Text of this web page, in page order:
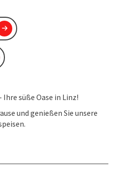
süße Oase in Linz!
und genießen Sie unsere